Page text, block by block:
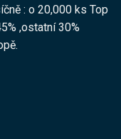
: o 20,000 ks Top
,ostatní 30%